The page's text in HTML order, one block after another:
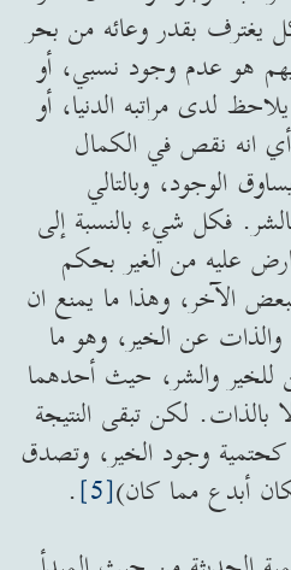
يغترف بقدر وعائه من بحر
هو عدم وجود نسبي، أو
لدى مراتبه الدنيا، أو
انه نقص في الكمال
الوجود، وبالتالي
فكل شيء بالنسبة إلى
عليه من الغير بحكم
الآخر، وهذا ما يمنع ان
عن الخير، وهو ما
والشر، حيث أحدهما
لكن تبقى النتيجة
وجود الخير، وتصدق
أبدع مما كان)[5]
.